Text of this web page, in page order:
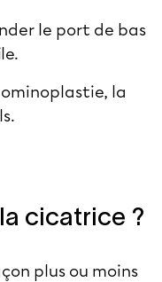
le port de bas
la
cicatrice ?
plus ou moins